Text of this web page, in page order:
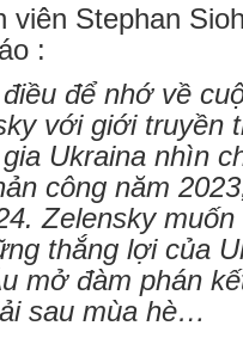
viên Stephan
:
để nhớ về
với giới truyền
Ukraina nhìn
công năm
Zelensky
thắng lợi của
mở đàm phán
sau mùa hè…